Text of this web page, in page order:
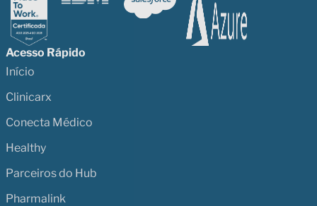
Acesso Rápido
Início
Clinicarx
Conecta Médico
Healthy
Parceiros do Hub
Pharmalink